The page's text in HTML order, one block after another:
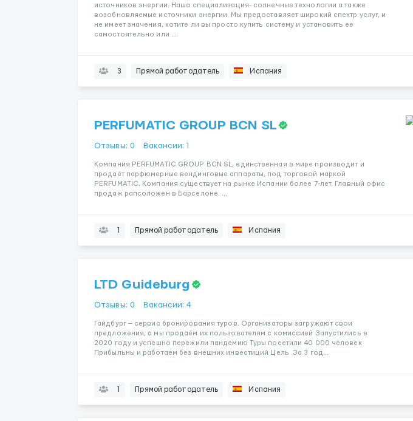
источников энергии. Наша специализация- солнечные технологии а также
возобновляемые источники энергии. Мы предоставляет широкий спектр услуг, и
не имеет значения, хотите ли вы просто купить систему и установить ее
самостоятельно или ...
3 Прямой работодатель Испания
PERFUMATIC GROUP BCN SL
Отзывы: 0 Вакансии: 1
Компания PERFUMATIC GROUP BCN SL, единственная в мире производит и
продаёт парфюмерные вендинговые аппараты, под торговой маркой
PERFUMATIC. Компания существует на рынке Испании более 7-лет. Главный офис
продаж рапсоложен в Барселоне. ...
1 Прямой работодатель Испания
LTD Guideburg
Отзывы: 0 Вакансии: 4
Гайдбург — сервис бронирования туров. Организаторы загружают свои
предложения, а мы продаём их пользователям с комиссией Запустились в
2020 году и успешно пережили пандемию Туры посетили 40 000 человек
Прибыльны и работаем без внешних инвестиций Цель За 3 год...
1 Прямой работодатель Испания